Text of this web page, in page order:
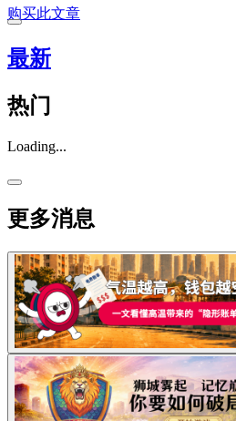
购买此文章
最新
热门
Loading...
更多消息